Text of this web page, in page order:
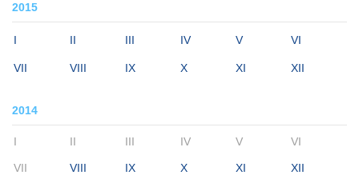
2015
I II III IV V VI
VII VIII IX X XI XII
2014
I II III IV V VI
VII VIII IX X XI XII